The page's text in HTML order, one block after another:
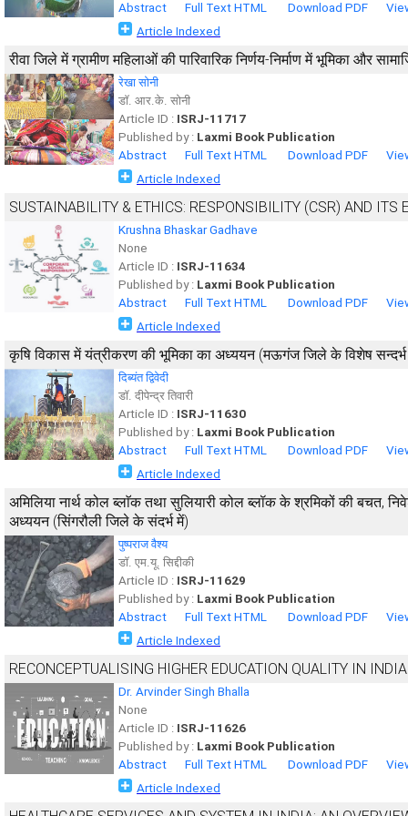
Abstract Full Text HTML Download PDF
Article Indexed
रीवा जिले में ग्रामीण महिलाओं की पारिवारिक निर्णय-निर्माण में भूमिका और
रेखा सोनी
डाॅ. आर.के. सोनी
Article ID : ISRJ-11717
Published by : Laxmi Book Publication
Abstract
Full Text HTML Download PDF
Article Indexed
SUSTAINABILITY & ETHICS: RESPONSIBILITY (CSR) AND ITS
Krushna Bhaskar Gadhave
None
Article ID : ISRJ-11634
Published by : Laxmi Book Publication
Abstract
Full Text HTML Download PDF
Article Indexed
कृषि विकास में यंत्रीकरण की भूमिका का अध्ययन (मऊगंज जिले के विशेष
दिब्यंत द्विवेदी
डॉ. दीपेन्द्र तिवारी
Article ID : ISRJ-11630
Published by : Laxmi Book Publication
Abstract
Full Text HTML Download PDF
Article Indexed
अमिलिया नार्थ कोल ब्लाॅक तथा सुलियारी कोल ब्लॉक के श्रमिकों की बचत,
अध्ययन (सिंगरौली जिले के संदर्भ में)
पुष्पराज वैश्य
डाॅ. एम.यू. सिद्दीकी
Article ID : ISRJ-11629
Published by : Laxmi Book Publication
Abstract
Full Text HTML Download PDF
Article Indexed
RECONCEPTUALISING HIGHER EDUCATION QUALITY IN
Dr. Arvinder Singh Bhalla
None
Article ID : ISRJ-11626
Published by : Laxmi Book Publication
Abstract
Full Text HTML Download PDF
Article Indexed